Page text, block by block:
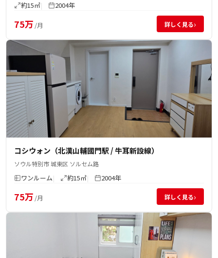
約15㎡ 2004年
75万 /月 詳しく見る›
コシウォン（北漢山輔國門駅 / 牛耳新設線）
ソウル特別市 城東区 ソルセム路
ワンルーム 約15㎡ 2004年
75万 /月 詳しく見る›